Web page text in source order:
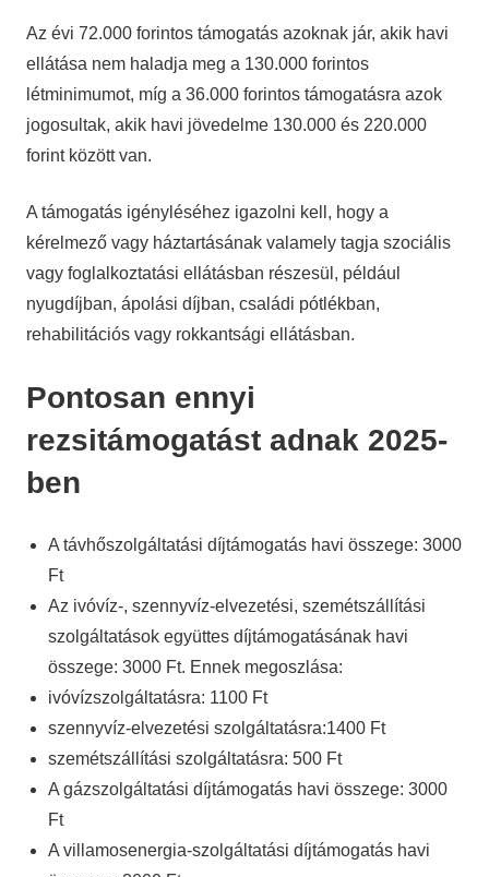
Az évi 72.000 forintos támogatás azoknak jár, akik havi
ellátása nem haladja meg a 130.000 forintos
létminimumot, míg a 36.000 forintos támogatásra azok
jogosultak, akik havi jövedelme 130.000 és 220.000
forint között van.
A támogatás igényléséhez igazolni kell, hogy a
kérelmező vagy háztartásának valamely tagja szociális
vagy foglalkoztatási ellátásban részesül, például
nyugdíjban, ápolási díjban, családi pótlékban,
rehabilitációs vagy rokkantsági ellátásban.
Pontosan ennyi
rezsitámogatást adnak 2025-
ben
A távhőszolgáltatási díjtámogatás havi összege: 3000
Ft
Az ivóvíz-, szennyvíz-elvezetési, szemétszállítási
szolgáltatások együttes díjtámogatásának havi
összege: 3000 Ft. Ennek megoszlása:
ivóvízszolgáltatásra: 1100 Ft
szennyvíz-elvezetési szolgáltatásra:1400 Ft
szemétszállítási szolgáltatásra: 500 Ft
A gázszolgáltatási díjtámogatás havi összege: 3000
Ft
A villamosenergia-szolgáltatási díjtámogatás havi